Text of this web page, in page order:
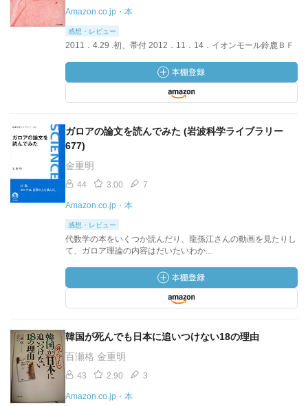
Amazon.co.jp・本
感想・レビュー
2011．4.29 .初、帯付 2012．11．14．イオンモール鈴鹿ＢＦ
ガロアの論文を読んでみた (岩波科学ライブラリー
677)
金重明
44 3.00 7
Amazon.co.jp・本
感想・レビュー
代数学の本をいくつか読んだり、龍孫江さんの動画を見たりし
て、ガロア理論の内容はだいたいわか...
韓国が死んでも日本に追いつけない18の理由
百瀬格 金重明
43 2.90 3
Amazon.co.jp・本